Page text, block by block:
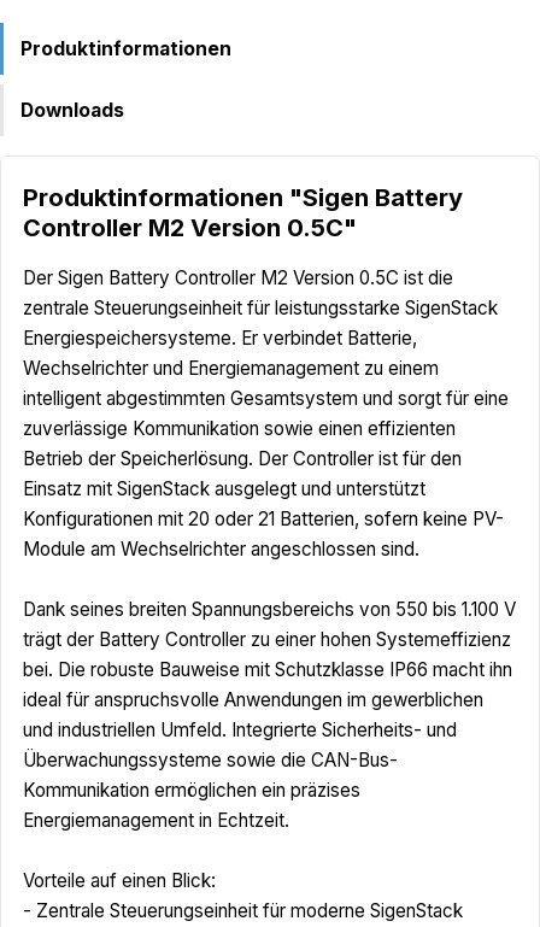
Produktinformationen
Downloads
Produktinformationen "Sigen Battery
Controller M2 Version 0.5C"
Der Sigen Battery Controller M2 Version 0.5C ist die
zentrale Steuerungseinheit für leistungsstarke SigenStack
Energiespeichersysteme. Er verbindet Batterie,
Wechselrichter und Energiemanagement zu einem
intelligent abgestimmten Gesamtsystem und sorgt für eine
zuverlässige Kommunikation sowie einen effizienten
Betrieb der Speicherlösung. Der Controller ist für den
Einsatz mit SigenStack ausgelegt und unterstützt
Konfigurationen mit 20 oder 21 Batterien, sofern keine PV-
Module am Wechselrichter angeschlossen sind.
Dank seines breiten Spannungsbereichs von 550 bis 1.100 V
trägt der Battery Controller zu einer hohen Systemeffizienz
bei. Die robuste Bauweise mit Schutzklasse IP66 macht ihn
ideal für anspruchsvolle Anwendungen im gewerblichen
und industriellen Umfeld. Integrierte Sicherheits- und
Überwachungssysteme sowie die CAN-Bus-
Kommunikation ermöglichen ein präzises
Energiemanagement in Echtzeit.
Vorteile auf einen Blick:
- Zentrale Steuerungseinheit für moderne SigenStack